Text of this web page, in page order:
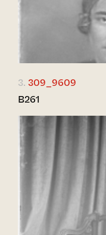
3. 309_9609
B261